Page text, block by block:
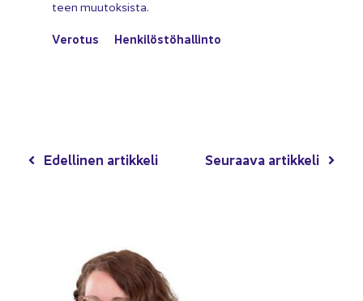
teen muu­tok­sis­ta.
Ve­ro­tus Hen­ki­lös­tö­hal­lin­to
Edel­li­nen ar­tik­ke­li Seu­raa­va ar­tik­ke­li